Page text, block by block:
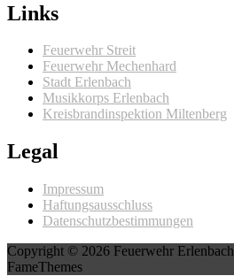
Links
Feuerwehr Streit
Feuerwehr Mechenhard
Stadt Erlenbach
Musikkorps Erlenbach
Kreisbrandinspektion Miltenberg
Legal
Impressum
Haftungsausschluss
Datenschutzbestimmungen
Copyright © 2026 Feuerwehr Erlenbach
FameThemes